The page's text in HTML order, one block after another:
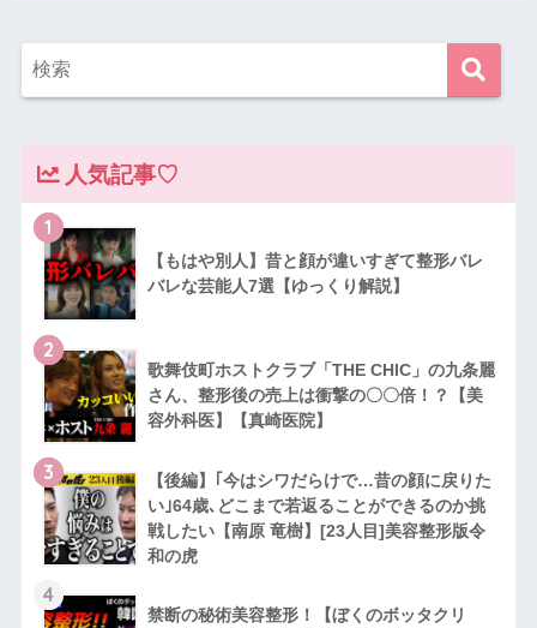
人気記事♡
1
【もはや別人】昔と顔が違いすぎて整形バレ
バレな芸能人7選【ゆっくり解説】
2
歌舞伎町ホストクラブ「THE CHIC」の九条麗
さん、整形後の売上は衝撃の〇〇倍！？【美
容外科医】【真崎医院】
3
【後編】｢今はシワだらけで…昔の顔に戻りた
い｣64歳､どこまで若返ることができるのか挑
戦したい【南原 竜樹】[23人目]美容整形版令
和の虎
4
禁断の秘術美容整形！【ぼくのボッタクリ